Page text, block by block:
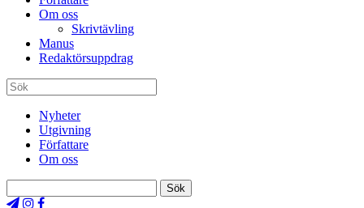
Om oss
Skrivtävling
Manus
Redaktörsuppdrag
Nyheter
Utgivning
Författare
Om oss